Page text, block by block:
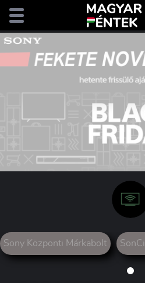
Sony Központi Márkabolt